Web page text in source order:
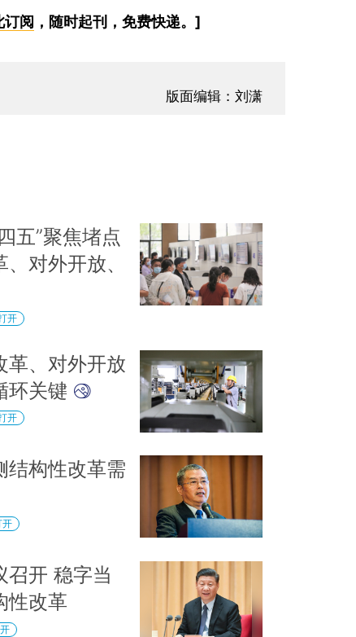
订阅 ，随时起刊，免费快递。]
版面编辑：刘潇
五”聚焦堵点
对外开放、
开
革、对外开放
环关键
开
结构性改革需
开
召开 稳字当
性改革